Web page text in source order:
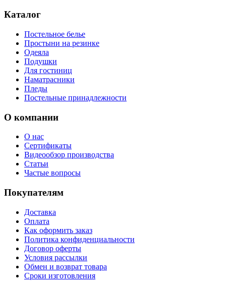
Каталог
Постельное белье
Простыни на резинке
Одеяла
Подушки
Для гостиниц
Наматрасники
Пледы
Постельные принадлежности
О компании
О нас
Сертификаты
Видеообзор производства
Статьи
Частые вопросы
Покупателям
Доставка
Оплата
Как оформить заказ
Политика конфиденциальности
Договор оферты
Условия рассылки
Обмен и возврат товара
Сроки изготовления